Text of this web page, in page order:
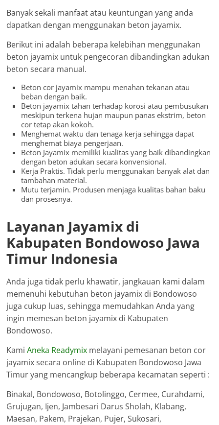
Banyak sekali manfaat atau keuntungan yang anda
dapatkan dengan menggunakan beton jayamix.
Berikut ini adalah beberapa kelebihan menggunakan
beton jayamix untuk pengecoran dibandingkan adukan
beton secara manual.
Beton cor jayamix mampu menahan tekanan atau
beban dengan baik.
Beton jayamix tahan terhadap korosi atau pembusukan
meskipun terkena hujan maupun panas ekstrim, beton
cor tetap akan kokoh.
Menghemat waktu dan tenaga kerja sehingga dapat
menghemat biaya pengerjaan.
Beton Jayamix memiliki kualitas yang baik dibandingkan
dengan beton adukan secara konvensional.
Kerja Praktis. Tidak perlu menggunakan banyak alat dan
tambahan material.
Mutu terjamin. Produsen menjaga kualitas bahan baku
dan prosesnya.
Layanan Jayamix di
Kabupaten Bondowoso Jawa
Timur Indonesia
Anda juga tidak perlu khawatir, jangkauan kami dalam
memenuhi kebutuhan beton jayamix di Bondowoso
juga cukup luas, sehingga memudahkan Anda yang
ingin memesan beton jayamix di Kabupaten
Bondowoso.
KamiAneka Readymix melayani pemesanan beton cor
jayamix secara online di Kabupaten Bondowoso Jawa
Timur yang mencangkup beberapa kecamatan seperti :
Binakal, Bondowoso, Botolinggo, Cermee, Curahdami,
Grujugan, Ijen, Jambesari Darus Sholah, Klabang,
Maesan, Pakem, Prajekan, Pujer, Sukosari,